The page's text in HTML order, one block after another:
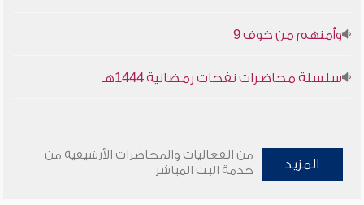
وأمنهم من خوف 9
سلسلة محاضرات نفحات رمضانية 1444هـ
المزيد
من الفعاليات والمحاضرات الأرشيفية من
خدمة البث المباشر